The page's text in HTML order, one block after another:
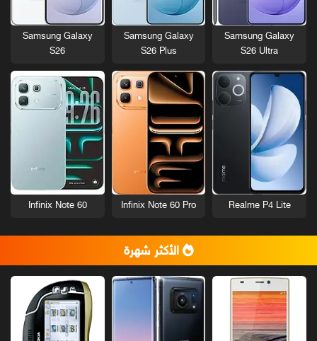
Samsung Galaxy
S26 Ultra
Samsung Galaxy
S26 Plus
Samsung Galaxy
S26
Realme P4 Lite
Infinix Note 60 Pro
Infinix Note 60
الأكثر شهرة